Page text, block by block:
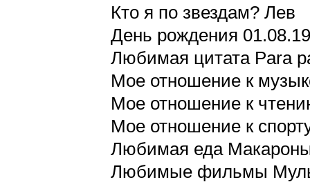
Кто я по звездам? Лев
День рождения
Любимая цитата Para
Мое отношение к
Мое отношение к
Мое отношение к
Любимая еда
Любимые фильмы